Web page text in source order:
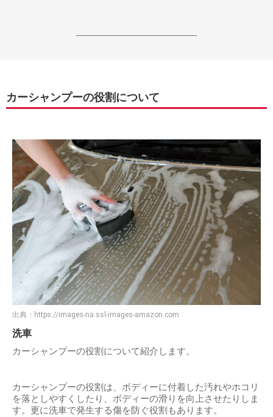
------------------------------------------------------------------
カーシャンプーの役割について
出典： https://images-na.ssl-images-amazon.com
洗車
カーシャンプーの役割について紹介します。
カーシャンプーの役割は、ボディーに付着した汚れやホコリ
を落としやすくしたり、ボディーの滑りを向上させたりしま
す。更に洗車で発生する傷を防ぐ役割もあります。